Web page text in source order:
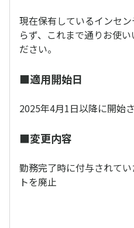
現在保有しているインセ
らず、これまで通りお使
ださい。
■適用開始日
2025年4月1日以降に開始
■変更内容
勤務完了時に付与されて
トを廃止